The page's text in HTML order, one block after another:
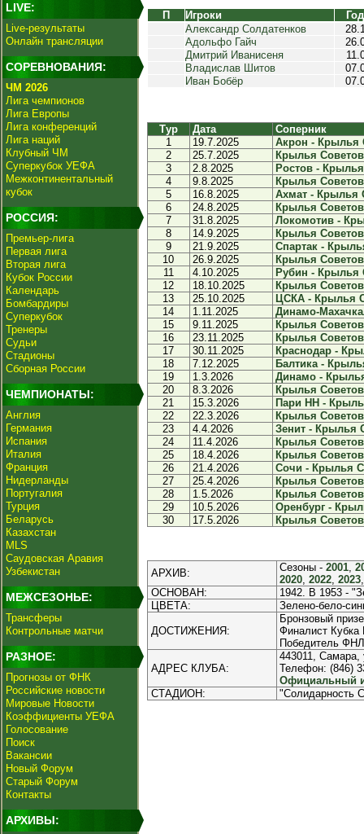
LIVE:
Live-результаты
Онлайн трансляции
СОРЕВНОВАНИЯ:
ЧМ 2026
Лига чемпионов
Лига Европы
Лига конференций
Лига наций
Клубный ЧМ
Суперкубок УЕФА
Межконтинентальный
кубок
РОССИЯ:
Премьер-лига
Первая лига
Вторая лига
Кубок России
Календарь
Бомбардиры
Суперкубок
Тренеры
Судьи
Стадионы
Сборная России
ЧЕМПИОНАТЫ:
Англия
Германия
Испания
Италия
Франция
Нидерланды
Португалия
Турция
Беларусь
Казахстан
MLS
Саудовская Аравия
Узбекистан
МЕЖСЕЗОНЬЕ:
Трансферы
Контрольные матчи
РАЗНОЕ:
Прогнозы от ФНК
Российские новости
Мировые Новости
Коэффициенты УЕФА
Голосование
Поиск
Вакансии
Новый Форум
Старый Форум
Контакты
АРХИВЫ:
П Игроки
Александр Солдатенков
Адольфо Гайч
Дмитрий Иванисеня
Владислав Шитов
Иван Бобёр
Тур Дата
Соперник
1
19.7.2025
Акрон - Крылья
2
25.7.2025
Крылья
3
2.8.2025
Ростов -
4
9.8.2025
Крылья
5
16.8.2025
Ахмат - Крылья
6
24.8.2025
Крылья
7
31.8.2025
Локомотив -
8
14.9.2025
Крылья
9
21.9.2025
Спартак -
10
26.9.2025
Крылья
11
4.10.2025
Рубин - Крылья
12
18.10.2025
Крылья
13
25.10.2025
ЦСКА - Крылья
14
1.11.2025
Динамо-
15
9.11.2025
Крылья
16
23.11.2025
Крылья
17
30.11.2025
Краснодар -
18
7.12.2025
Балтика -
19
1.3.2026
Динамо -
20
8.3.2026
Крылья
21
15.3.2026
Пари НН -
22
22.3.2026
Крылья
23
4.4.2026
Зенит - Крылья
24
11.4.2026
Крылья
25
18.4.2026
Крылья
26
21.4.2026
Сочи - Крылья
27
25.4.2026
Крылья
28
1.5.2026
Крылья
29
10.5.2026
Оренбург -
30
17.5.2026 Крылья
АРХИВ: Сезоны - 2001,
2020, 2022, 2023
ОСНОВАН:
1942. В 1953 -
ЦВЕТА:
Зелено-бело-
ДОСТИЖЕНИЯ:
Бронзовый
Финалист Кубка
Победитель
АДРЕС КЛУБА:
443011,
Телефон: (846)
Официальный
СТАДИОН:
"Солидарность